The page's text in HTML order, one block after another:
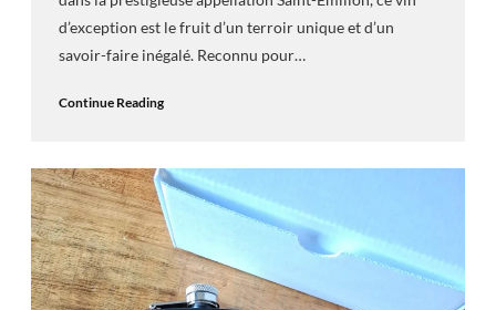
d’exception est le fruit d’un terroir unique et d’un
savoir-faire inégalé. Reconnu pour…
Continue Reading